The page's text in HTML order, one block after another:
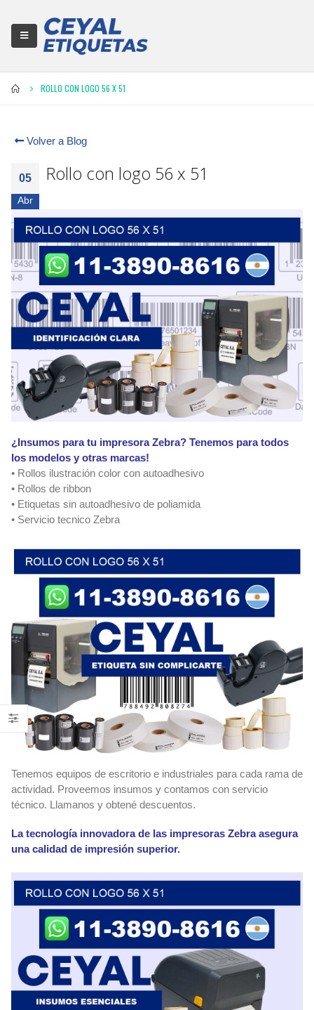
ROLLO CON LOGO 56 X 51
Volver a Blog
05
Abr
Rollo con logo 56 x 51
¿Insumos para tu impresora Zebra? Tenemos para todos
los modelos y otras marcas!
• Rollos ilustración color con autoadhesivo
• Rollos de ribbon
• Etiquetas sin autoadhesivo de poliamida
• Servicio tecnico Zebra
Tenemos equipos de escritorio e industriales para cada rama de
actividad. Proveemos insumos y contamos con servicio
técnico. Llamanos y obtené descuentos.
La tecnología innovadora de las impresoras Zebra asegura
una calidad de impresión superior.